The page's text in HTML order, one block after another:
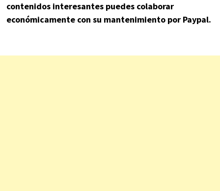
contenidos interesantes puedes colaborar
económicamente con su mantenimiento por Paypal.